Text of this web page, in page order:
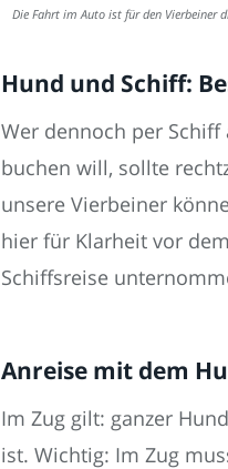
Die Fahrt im Auto ist für den Vierbeiner
Hund und Schiff:
Wer dennoch per
buchen will, sollte
unsere Vierbeiner
hier für Klarheit vor
Schiffsreise
Anreise mit dem
Im Zug gilt: ganzer
ist. Wichtig: Im Zug